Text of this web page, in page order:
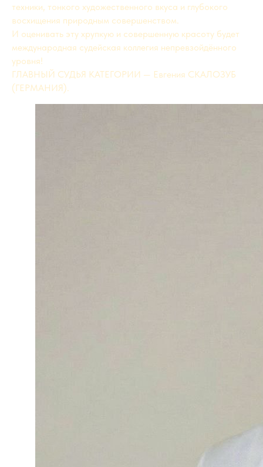
техники, тонкого художественного вкуса и глубокого
восхищения природным совершенством.
И оценивать эту хрупкую и совершенную красоту будет
международная судейская коллегия непревзойдённого
уровня!
ГЛАВНЫЙ СУДЬЯ КАТЕГОРИИ — Евгения СКАЛОЗУБ
(ГЕРМАНИЯ).